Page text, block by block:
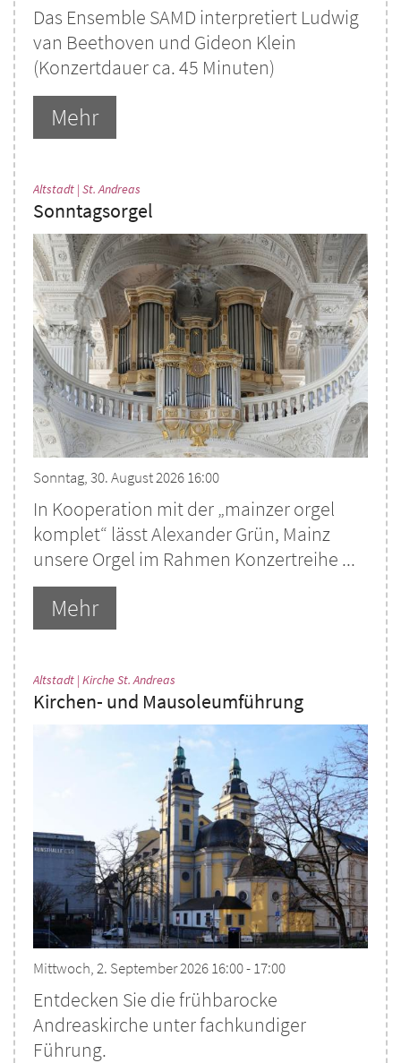
Das Ensemble SAMD interpretiert Ludwig
van Beethoven und Gideon Klein
(Konzertdauer ca. 45 Minuten)
Mehr
Altstadt | St. Andreas
Sonntagsorgel
Sonntag, 30. August 2026 16:00
In Kooperation mit der „mainzer orgel
komplet“ lässt Alexander Grün, Mainz
unsere Orgel im Rahmen Konzertreihe ...
Mehr
Altstadt | Kirche St. Andreas
Kirchen- und Mausoleumführung
Mittwoch, 2. September 2026 16:00 - 17:00
Entdecken Sie die frühbarocke
Andreaskirche unter fachkundiger
Führung.